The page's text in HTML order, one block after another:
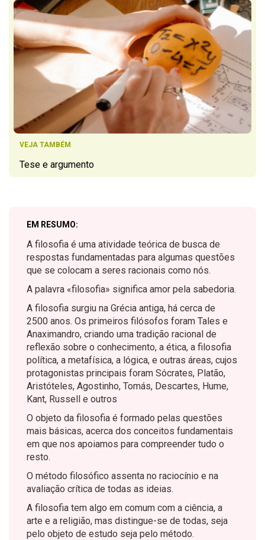
VEJA TAMBÉM
Tese e argumento
EM RESUMO:
A filosofia é uma atividade teórica de busca de
respostas fundamentadas para algumas questões
que se colocam a seres racionais como nós.
A palavra «filosofia» significa amor pela sabedoria.
A filosofia surgiu na Grécia antiga, há cerca de
2500 anos. Os primeiros filósofos foram Tales e
Anaximandro, criando uma tradição racional de
reflexão sobre o conhecimento, a ética, a filosofia
política, a metafísica, a lógica, e outras áreas, cujos
protagonistas principais foram Sócrates, Platão,
Aristóteles, Agostinho, Tomás, Descartes, Hume,
Kant, Russell e outros
O objeto da filosofia é formado pelas questões
mais básicas, acerca dos conceitos fundamentais
em que nos apoiamos para compreender tudo o
resto.
O método filosófico assenta no raciocínio e na
avaliação crítica de todas as ideias.
A filosofia tem algo em comum com a ciência, a
arte e a religião, mas distingue-se de todas, seja
pelo objeto de estudo seja pelo método.